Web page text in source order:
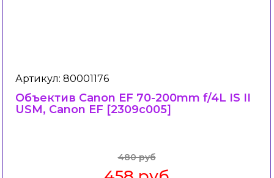
Артикул: 80001176
Объектив Canon EF 70-200mm f/4L IS II
USM, Canon EF [2309c005]
480 руб